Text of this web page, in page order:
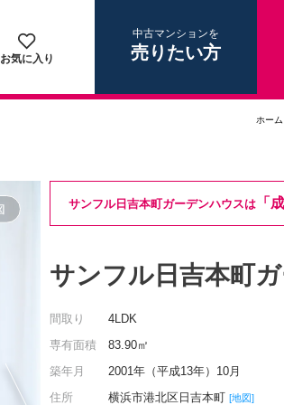
お気に入り
中古マンションを
売りたい方
ホーム
サンフル日吉本町ガーデンハウスは「
サンフル日吉本町
間取り
4LDK
専有面積
83.90㎡
築年月
2001年（平成13年）10月
住所
横浜市港北区日吉本町 [地図]